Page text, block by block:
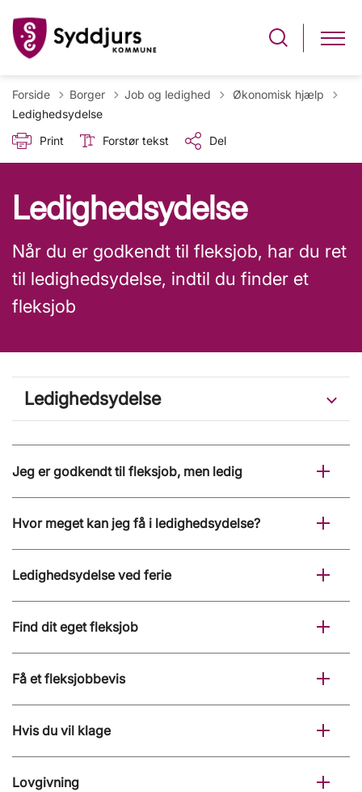
Forside Borger Job og ledighed Tilbage til
Økonomisk hjælp
Ledighedsydelse
Print
Forstør tekst Del
Ledighedsydelse
Når du er godkendt til fleksjob, har du ret
til ledighedsydelse, indtil du finder et
fleksjob
Ledighedsydelse
Jeg er godkendt til fleksjob, men ledig
Hvor meget kan jeg få i ledighedsydelse?
Ledighedsydelse ved ferie
Find dit eget fleksjob
Få et fleksjobbevis
Hvis du vil klage
Lovgivning